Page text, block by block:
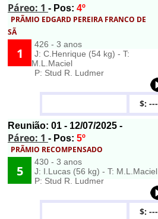
Páreo: 1 - Pos: 4º
PRÃMIO EDGARD PEREIRA FRANCO DE
SÃ
1
426 - 3 anos
J: C.Henrique (54 kg) - T:
M.L.Maciel
P: Stud R. Ludmer
$: ---
Reunião: 01 - 12/07/2025 -
Páreo: 1 - Pos: 5º
PRÃMIO RECOMPENSADO
5
430 - 3 anos
J: I.Lucas (56 kg) - T: M.L.Maciel
P: Stud R. Ludmer
$: ---